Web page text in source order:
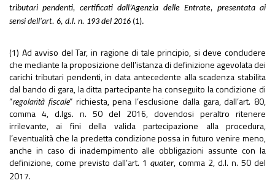
tributari pendenti, certificati dall’Agenzia delle Entrate, presentata ai
sensi dell'art. 6, d.l. n. 193 del 2016 (1).
(1) Ad avviso del Tar, in ragione di tale principio, si deve concludere
che mediante la proposizione dell’istanza di definizione agevolata dei
carichi tributari pendenti, in data antecedente alla scadenza stabilita
dal bando di gara, la ditta partecipante ha conseguito la condizione di
“regolarità fiscale” richiesta, pena l’esclusione dalla gara, dall’art. 80,
comma 4, d.lgs. n. 50 del 2016, dovendosi peraltro ritenere
irrilevante, ai fini della valida partecipazione alla procedura,
l’eventualità che la predetta condizione possa in futuro venire meno,
anche in caso di inadempimento alle obbligazioni assunte con la
definizione, come previsto dall’art. 1 quater, comma 2, d.l. n. 50 del
2017.